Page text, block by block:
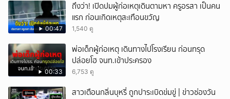
00:47
ถึงว่า! เปิดปมผู้ก่อเหตุเดินตามหา ครูอรสา เป็นคน
แรก ก่อนเกิดเหตุสะเทือนขวัญ
1,540 ดู
00:33
พ่อเด็กผู้ก่อเหตุ เดินทางไปโรงเรียน ก่อนทรุด
ปล่อยโฮ จนท.เข้าประครอง
6,753 ดู
สาวเตือนกลิ่นบุหรี่ ถูกปาระเบิดข่มขู่ | ข่าวช่องวัน